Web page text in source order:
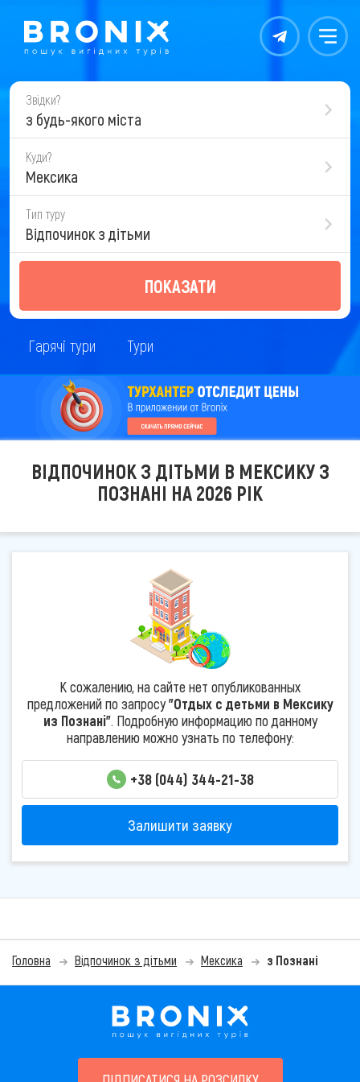
Контакты Меню
Звідки?
з будь-якого міста
Куди?
Мексика
Тип туру
Відпочинок з дітьми
ПОКАЗАТИ
Гарячі тури Тури
ВІДПОЧИНОК З ДІТЬМИ В МЕКСИКУ З
ПОЗНАНІ НА 2026 РІК
К сожалению, на сайте нет опубликованных
предложений по запросу"Отдых с детьми в Мексику
из Познані". Подробную информацию по данному
направлению можно узнать по телефону:
+38 (044) 344-21-38
Залишити заявку
Головна Відпочинок з дітьми Мексика з Познані